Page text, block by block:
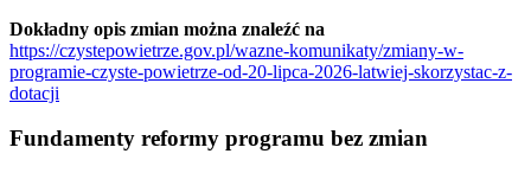
Dokładny opis zmian można znaleźć na
https://czystepowietrze.gov.pl/wazne-komunikaty/zmiany-w-
programie-czyste-powietrze-od-20-lipca-2026-latwiej-skorzystac-z-
dotacji
Fundamenty reformy programu bez zmian